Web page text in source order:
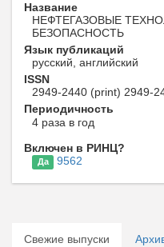
Название
НЕФТЕГАЗОВЫЕ
БЕЗОПАСНОСТЬ
Язык публикаций
русский, английский
ISSN
2949-2440 (print) 2949-
Периодичность
4 раза в год
Включен в РИНЦ?
Да 9562
Свежие выпуски